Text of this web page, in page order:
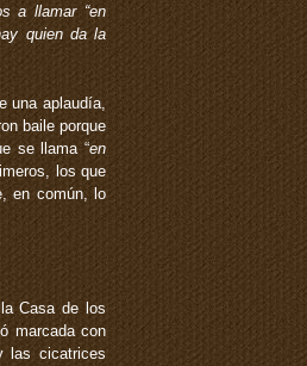
a llamar “en
quien da la
una aplaudía,
baile porque
se llama “en
los que
en común, lo
Casa de los
marcada con
las cicatrices